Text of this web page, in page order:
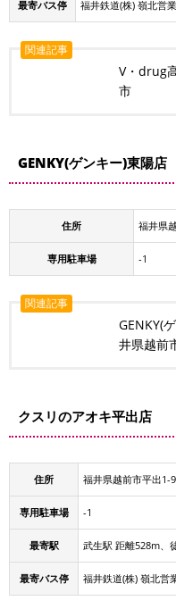
最寄バス停 福井鉄道(株) 嶺北営
関連記事
V・drug
市
GENKY(ゲンキー)東陽店
住所 福井県
専用駐車場 -1
関連記事
GENKY(
井県越前
クスリのアオキ平出店
住所 福井県越前市平出1-
専用駐車場 -1
最寄駅 武生駅 距離528m、
最寄バス停 福井鉄道(株) 嶺北営